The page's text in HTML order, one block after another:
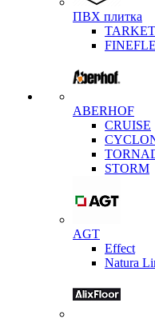
ПВХ плитка
ABERHOF
CRUISE
STORM
AGT
Effect
Natura